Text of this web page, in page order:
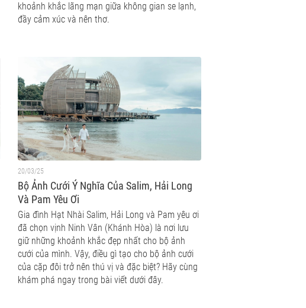
khoảnh khắc lãng mạn giữa không gian se lạnh,
đầy cảm xúc và nên thơ.
20/03/25
Bộ Ảnh Cưới Ý Nghĩa Của Salim, Hải Long
Và Pam Yêu Ơi
Gia đình Hạt Nhài Salim, Hải Long và Pam yêu ơi
đã chọn vịnh Ninh Vân (Khánh Hòa) là nơi lưu
giữ những khoảnh khắc đẹp nhất cho bộ ảnh
cưới của mình. Vậy, điều gì tạo cho bộ ảnh cưới
của cặp đôi trở nên thú vị và đặc biệt? Hãy cùng
khám phá ngay trong bài viết dưới đây.